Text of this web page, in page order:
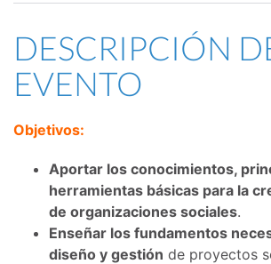
DESCRIPCIÓN
EVENTO
Objetivos:
Aportar los conocimientos,
herramientas básicas para la
de organizaciones sociales.
Enseñar los fundamentos
diseño y gestión de proyectos